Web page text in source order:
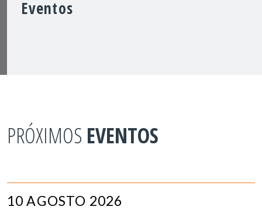
Eventos
PRÓXIMOS EVENTOS
10 AGOSTO 2026